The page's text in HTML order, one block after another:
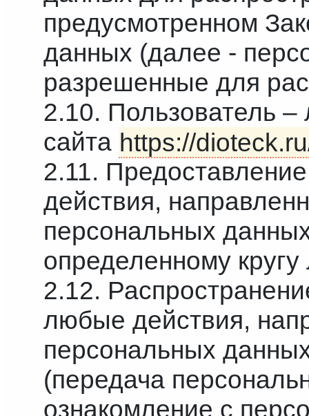
предусмотренном
данных (далее -
разрешенные для
2.10. Пользователь
сайта https://
2.11.
действия,
персональных
определенному кругу
2.12.
любые действия,
персональных
(передача
ознакомление с